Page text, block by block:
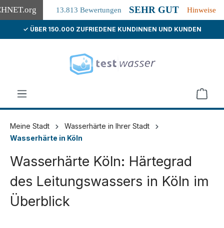
.org 13.813 Bewertungen SEHR GUT Hinweise
springen
✓ ÜBER 150.000 ZUFRIEDENE KUNDINNEN UND KUNDEN
Meine Stadt
Wasserhärte in Ihrer Stadt
Wasserhärte in Köln
Wasserhärte Köln: Härtegrad
des Leitungswassers in Köln im
Überblick